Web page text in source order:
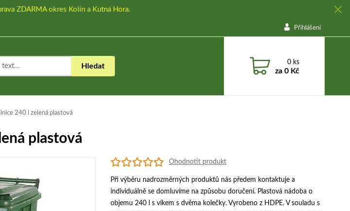
ZDARMA okres Kolín a Kutná Hora.
Přihlášení
Hledat 0 ks
za0 Kč
240 l zelená plastová
plastová
Ohodnotit produkt
Při výběru nadrozměrných produktů nás předem kontaktuje a
individuálně se domluvíme na způsobu doručení. Plastová nádoba o
objemu 240 l s víkem s dvěma kolečky. Vyrobeno z HDPE. V souladu s